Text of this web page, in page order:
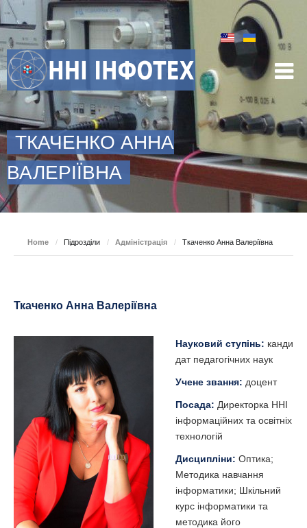
ТКАЧЕНКО АННА
ВАЛЕРІЇВНА
Home / Підрозділи / Адміністрація / Ткаченко Анна Валеріївна
Ткаченко Анна Валеріївна
Науковий ступінь: канди
дат педагогічних наук
Учене звання: доцент
Посада: Директорка ННІ
інформаційних та освітніх
технологій
Дисципліни: Оптика;
Методика навчання
інформатики; Шкільний
курс інформатики та
методика його